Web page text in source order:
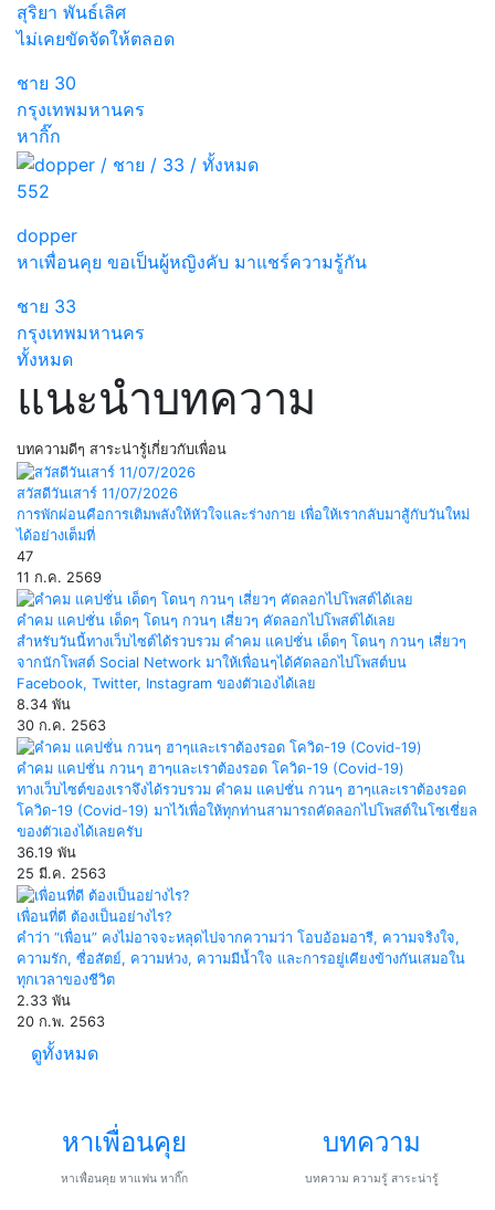
สุริยา พันธ์เลิศ
ไม่เคยขัดจัดให้ตลอด
ชาย 30
กรุงเทพมหานคร
หากิ๊ก
552
dopper
หาเพื่อนคุย ขอเป็นผู้หญิงคับ มาแชร์ความรู้กัน
ชาย 33
กรุงเทพมหานคร
ทั้งหมด
แนะนำบทความ
บทความดีๆ สาระน่ารู้เกี่ยวกับเพื่อน
สวัสดีวันเสาร์ 11/07/2026
การพักผ่อนคือการเติมพลังให้หัวใจและร่างกาย เพื่อให้เรากลับมาสู้กับวันใหม่
ได้อย่างเต็มที่
47
11 ก.ค. 2569
คำคม แคปชั่น เด็ดๆ โดนๆ กวนๆ เสี่ยวๆ คัดลอกไปโพสต์ได้เลย
สำหรับวันนี้ทางเว็บไซต์ได้รวบรวม คำคม แคปชั่น เด็ดๆ โดนๆ กวนๆ เสี่ยวๆ
จากนักโพสต์ Social Network มาให้เพื่อนๆได้คัดลอกไปโพสต์บน
Facebook, Twitter, Instagram ของตัวเองได้เลย
8.34 พัน
30 ก.ค. 2563
คำคม แคปชั่น กวนๆ ฮาๆและเราต้องรอด โควิด-19 (Covid-19)
ทางเว็บไซต์ของเราจึงได้รวบรวม คำคม แคปชั่น กวนๆ ฮาๆและเราต้องรอด
โควิด-19 (Covid-19) มาไว้เพื่อให้ทุกท่านสามารถคัดลอกไปโพสต์ในโซเชี่ยล
ของตัวเองได้เลยครับ
36.19 พัน
25 มี.ค. 2563
เพื่อนที่ดี ต้องเป็นอย่างไร?
คำว่า “เพื่อน” คงไม่อาจจะหลุดไปจากความว่า โอบอ้อมอารี, ความจริงใจ,
ความรัก, ซื่อสัตย์, ความห่วง, ความมีน้ำใจ และการอยู่เคียงข้างกันเสมอใน
ทุกเวลาของชีวิต
2.33 พัน
20 ก.พ. 2563
ดูทั้งหมด
หาเพื่อนคุย
หาเพื่อนคุย หาแฟน หากิ๊ก
บทความ
บทความ ความรู้ สาระน่ารู้